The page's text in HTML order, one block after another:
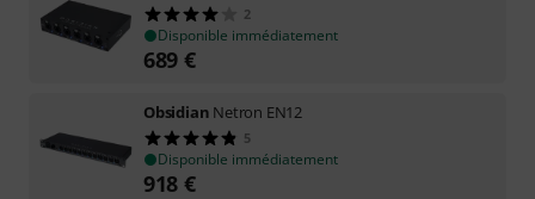
2
Disponible immédiatement
689 €
Obsidian Netron EN12
5
Disponible immédiatement
918 €